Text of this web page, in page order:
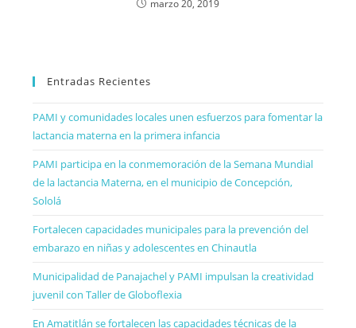
marzo 20, 2019
Entradas Recientes
PAMI y comunidades locales unen esfuerzos para fomentar la
lactancia materna en la primera infancia
PAMI participa en la conmemoración de la Semana Mundial
de la lactancia Materna, en el municipio de Concepción,
Sololá
Fortalecen capacidades municipales para la prevención del
embarazo en niñas y adolescentes en Chinautla
Municipalidad de Panajachel y PAMI impulsan la creatividad
juvenil con Taller de Globoflexia
En Amatitlán se fortalecen las capacidades técnicas de la